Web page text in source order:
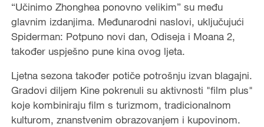
“Učinimo Zhonghea ponovno velikim” su među
glavnim izdanjima. Međunarodni naslovi, uključujući
Spiderman: Potpuno novi dan, Odiseja i Moana 2,
također uspješno pune kina ovog ljeta.
Ljetna sezona također potiče potrošnju izvan blagajni.
Gradovi diljem Kine pokrenuli su aktivnosti "film plus"
koje kombiniraju film s turizmom, tradicionalnom
kulturom, znanstvenim obrazovanjem i kupovinom.